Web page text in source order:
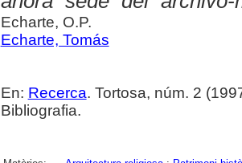
Echarte, O.P.
Echarte, Tomás
En: Recerca. Tortosa, núm. 2
Bibliografia.